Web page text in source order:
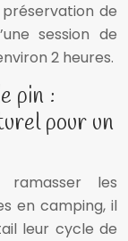
de
session de
2 heures.
pin :
pour un
ramasser les
en camping, il
leur cycle de